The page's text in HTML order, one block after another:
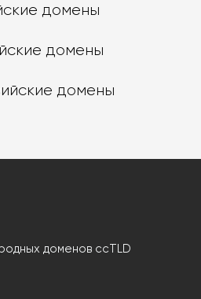
домены
домены
домены
доменов ccTLD